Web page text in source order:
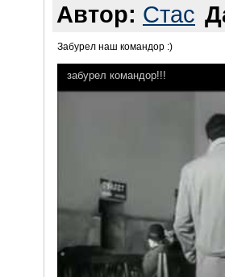
Автор: Стас
Забурел наш командор :)
забурел командор!!!